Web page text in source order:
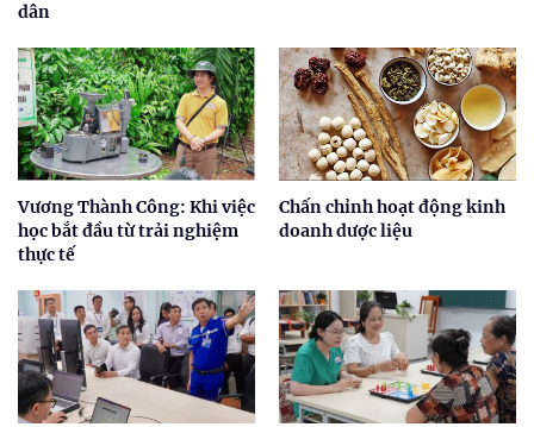
dân
Vương Thành Công: Khi việc
học bắt đầu từ trải nghiệm
thực tế
Chấn chỉnh hoạt động kinh
doanh dược liệu